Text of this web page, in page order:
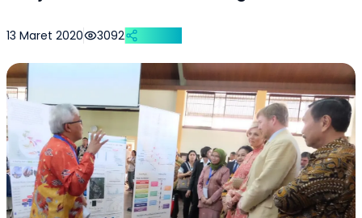
13 Maret 2020 3092